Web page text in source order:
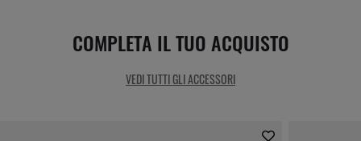
COMPLETA IL TUO ACQUISTO
VEDI TUTTI GLI ACCESSORI